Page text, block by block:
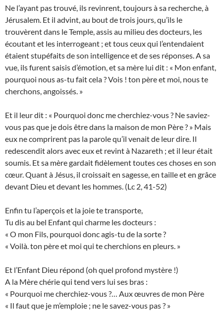
Ne l’ayant pas trouvé, ils revinrent, toujours à sa recherche, à
Jérusalem. Et il advint, au bout de trois jours, qu’ils le
trouvèrent dans le Temple, assis au milieu des docteurs, les
écoutant et les interrogeant ; et tous ceux qui l’entendaient
étaient stupéfaits de son intelligence et de ses réponses. A sa
vue, ils furent saisis d’émotion, et sa mère lui dit : « Mon enfant,
pourquoi nous as-tu fait cela ? Vois ! ton père et moi, nous te
cherchons, angoissés. »
Et il leur dit : « Pourquoi donc me cherchiez-vous ? Ne saviez-
vous pas que je dois être dans la maison de mon Père ? » Mais
eux ne comprirent pas la parole qu’il venait de leur dire. Il
redescendit alors avec eux et revint à Nazareth ; et il leur était
soumis. Et sa mère gardait fidèlement toutes ces choses en son
cœur. Quant à Jésus, il croissait en sagesse, en taille et en grâce
devant Dieu et devant les hommes. (Lc 2, 41-52)
Enfin tu l’aperçois et la joie te transporte,
Tu dis au bel Enfant qui charme les docteurs :
« O mon Fils, pourquoi donc agis-tu de la sorte ?
« Voilà. ton père et moi qui te cherchions en pleurs. »
Et l’Enfant Dieu répond (oh quel profond mystère !)
A la Mère chérie qui tend vers lui ses bras :
« Pourquoi me cherchiez-vous ?… Aux œuvres de mon Père
« Il faut que je m’emploie ; ne le savez-vous pas ? »